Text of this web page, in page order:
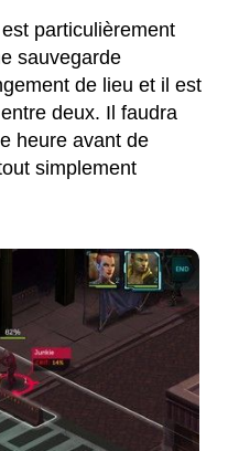
particulièrement
sauvegarde
de lieu et il est
deux. Il faudra
heure avant de
simplement